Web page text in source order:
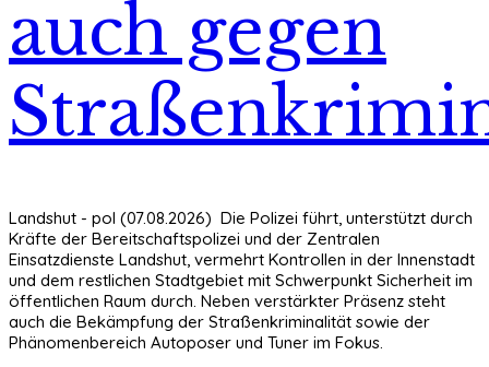
auch gegen
Landshut - pol (07.08.2026) Die Polizei führt, unterstützt durch
Kräfte der Bereitschaftspolizei und der Zentralen
Einsatzdienste Landshut, vermehrt Kontrollen in der Innenstadt
und dem restlichen Stadtgebiet mit Schwerpunkt Sicherheit im
öffentlichen Raum durch. Neben verstärkter Präsenz steht
auch die Bekämpfung der Straßenkriminalität sowie der
Phänomenbereich Autoposer und Tuner im Fokus.